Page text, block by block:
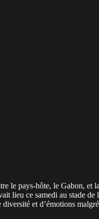
le pays-hôte, le Gabon, et
lieu ce samedi au stade
et d’émotions